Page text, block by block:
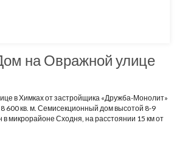
на Овражной улице
в Химках от застройщика «Дружба-Монолит»
8 600 кв. м. Семисекционный дом высотой 8-9
микрорайоне Сходня, на расстоянии 15 км от